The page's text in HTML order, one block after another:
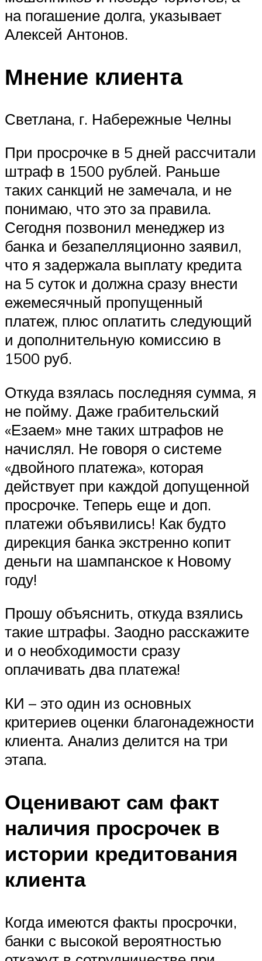
на погашение долга, указывает
Алексей Антонов.
Мнение клиента
Светлана, г. Набережные Челны
При просрочке в 5 дней рассчитали
штраф в 1500 рублей. Раньше
таких санкций не замечала, и не
понимаю, что это за правила.
Сегодня позвонил менеджер из
банка и безапелляционно заявил,
что я задержала выплату кредита
на 5 суток и должна сразу внести
ежемесячный пропущенный
платеж, плюс оплатить следующий
и дополнительную комиссию в
1500 руб.
Откуда взялась последняя сумма, я
не пойму. Даже грабительский
«Езаем» мне таких штрафов не
начислял. Не говоря о системе
«двойного платежа», которая
действует при каждой допущенной
просрочке. Теперь еще и доп.
платежи объявились! Как будто
дирекция банка экстренно копит
деньги на шампанское к Новому
году!
Прошу объяснить, откуда взялись
такие штрафы. Заодно расскажите
и о необходимости сразу
оплачивать два платежа!
КИ – это один из основных
критериев оценки благонадежности
клиента. Анализ делится на три
этапа.
Оценивают сам факт
наличия просрочек в
истории кредитования
клиента
Когда имеются факты просрочки,
банки с высокой вероятностью